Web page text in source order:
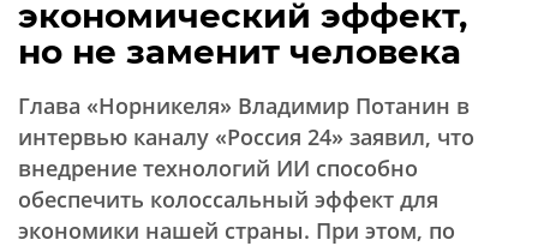
экономический эффект,
но не заменит человека
Глава «Норникеля» Владимир Потанин в
интервью каналу «Россия 24» заявил, что
внедрение технологий ИИ способно
обеспечить колоссальный эффект для
экономики нашей страны. При этом, по